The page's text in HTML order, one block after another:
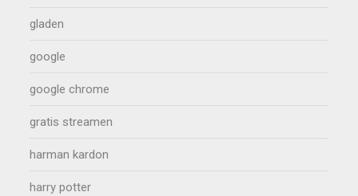
gladen
google
google chrome
gratis streamen
harman kardon
harry potter